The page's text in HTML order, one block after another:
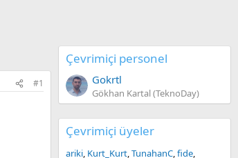
#1
Çevrimiçi personel
Gokrtl
Gökhan Kartal (TeknoDay)
Çevrimiçi üyeler
ariki Kurt_Kurt TunahanC fide